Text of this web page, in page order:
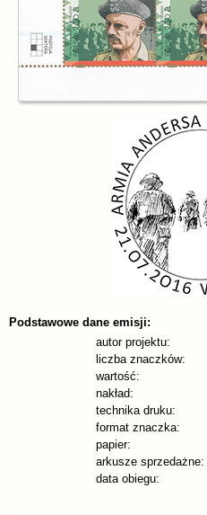
Podstawowe dane emisji:
autor projektu:
liczba znaczków:
wartość:
nakład:
technika druku:
format znaczka:
papier:
arkusze sprzedażne:
data obiegu: